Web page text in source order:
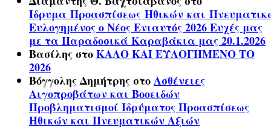
Ίδρυμα Προασπίσεως Ηθικών και
Ευλογημένος ο Νέος Ενιαυτός 2026 Ευχές μας
με τα Παραδοσικά Καραβάκια μας 20.1.2026
ΒασίληςστοΚΑΛΟ ΚΑΙ ΕΥΛΟΓΗΜΕΝΟ ΤΟ
2026
Βόγγολης ΔημήτρηςστοΑσθένειες
Αιγοπροβάτων και Βοοειδών
Προβληματισμοί Ιδρύματος Προασπίσεως
Ηθικών και Πνευματικών Αξιών